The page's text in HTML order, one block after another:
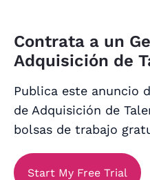
Contrata a un
Adquisición de
Publica este anuncio
de Adquisición de
bolsas de trabajo
Start My Free Trial